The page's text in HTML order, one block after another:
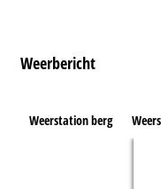
Weerbericht
Weerstation berg